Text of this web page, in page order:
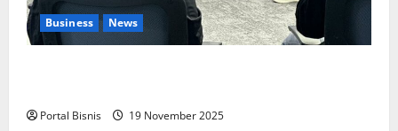
Business News
Portal Bisnis 19 November 2025